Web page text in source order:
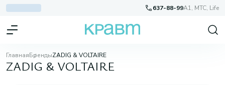
637-88-99A1, МТС, Life
ГлавнаяБрендыZADIG & VOLTAIRE
ZADIG & VOLTAIRE